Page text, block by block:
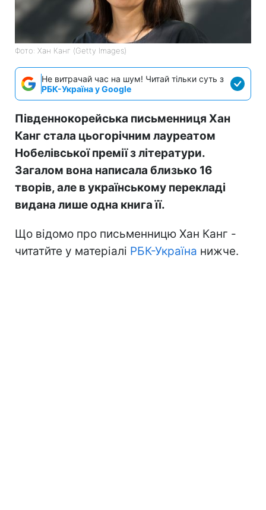
Фото: Хан Канг (Getty Images)
Не витрачай час на шум! Читай тільки суть з
РБК-Україна у Google
Південнокорейська письменниця Хан
Канг стала цьогорічним лауреатом
Нобелівської премії з літератури.
Загалом вона написала близько 16
творів, але в українському перекладі
видана лише одна книга її.
Що відомо про письменницю Хан Канг -
читатйте у матеріалі РБК-Україна нижче.